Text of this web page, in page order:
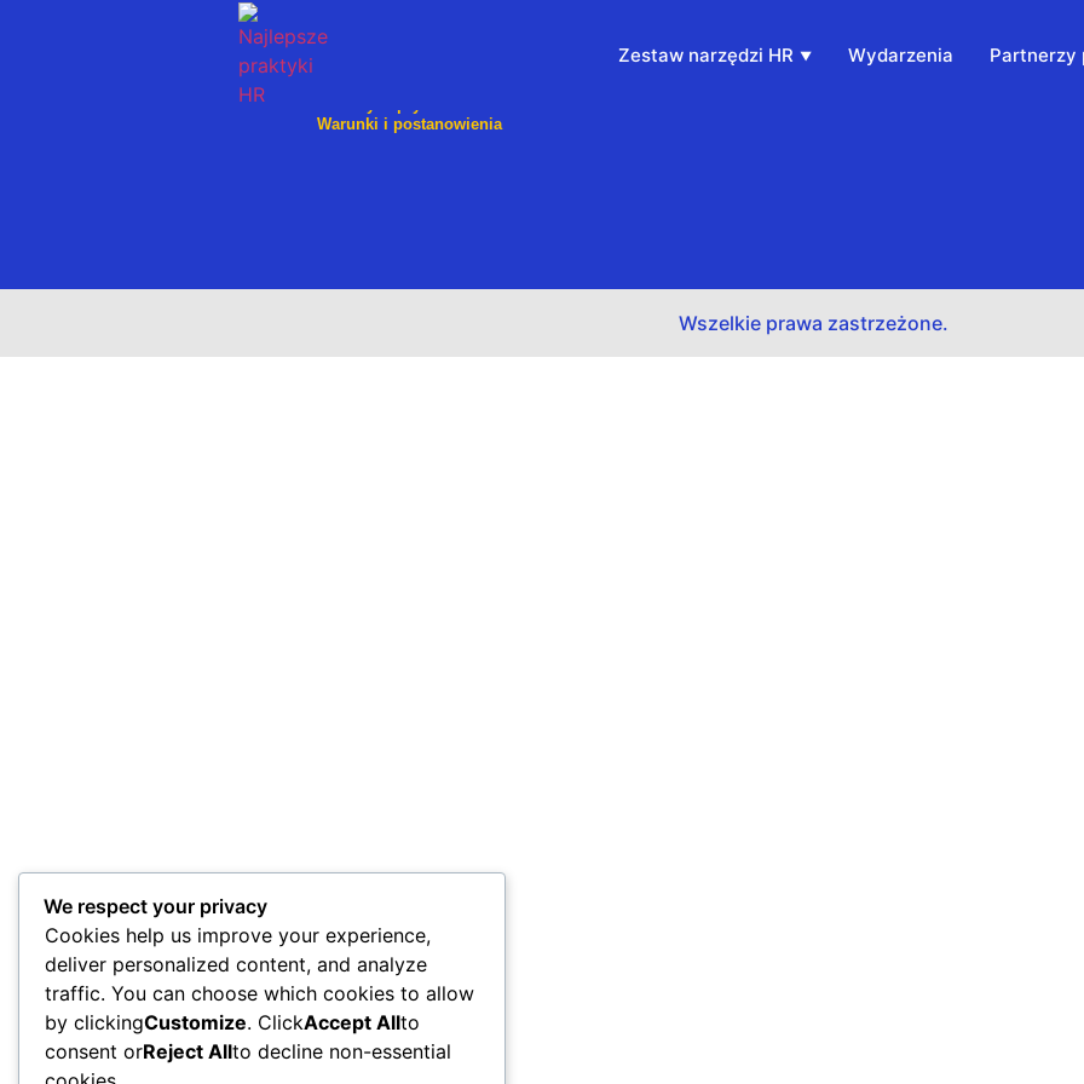
Zestaw narzędzi HR Wydarzenia Partnerzy
Knowhouse Consulting Kft. 1141 Budapeszt,
europejski numer VAT: HU32350847
Warunki i postanowienia
Wszelkie prawa zastrzeżone.
We respect your privacy
Cookies help us improve your experience,
deliver personalized content, and analyze
traffic. You can choose which cookies to allow
by clickingCustomize. ClickAccept Allto
consent orReject Allto decline non-essential